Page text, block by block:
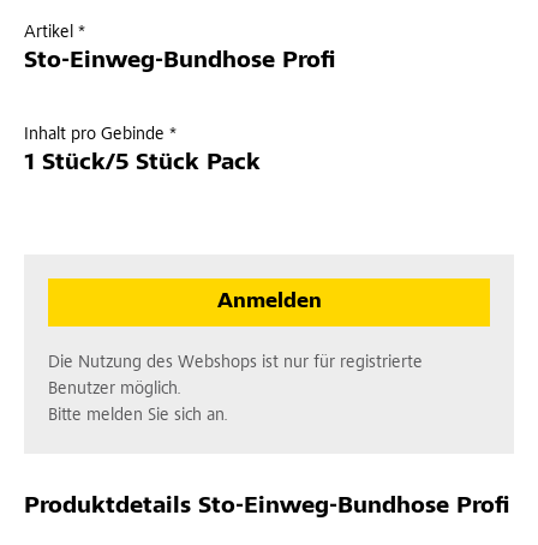
Artikel *
Sto-Einweg-Bundhose Profi
Inhalt pro Gebinde *
1 Stück/5 Stück Pack
Anmelden
Die Nutzung des Webshops ist nur für registrierte
Benutzer möglich.
Bitte melden Sie sich an.
Produktdetails Sto-Einweg-Bundhose Profi